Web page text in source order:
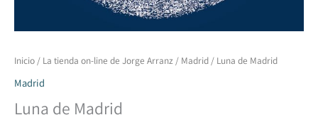
Inicio / La tienda on-line de Jorge Arranz / Madrid / Luna de Madrid
Madrid
Luna de Madrid
Luna
de
cantidad